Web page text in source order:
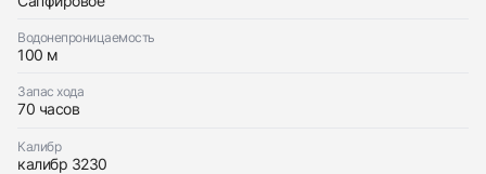
Водонепроницаемость
100 м
Запас хода
70 часов
Калибр
калибр 3230